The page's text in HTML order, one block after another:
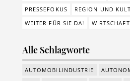
PRESSEFOKUS
REGION UND
WEITER FÜR SIE DA!
WIRTSCHAFT
Alle Schlagworte
AUTOMOBILINDUSTRIE